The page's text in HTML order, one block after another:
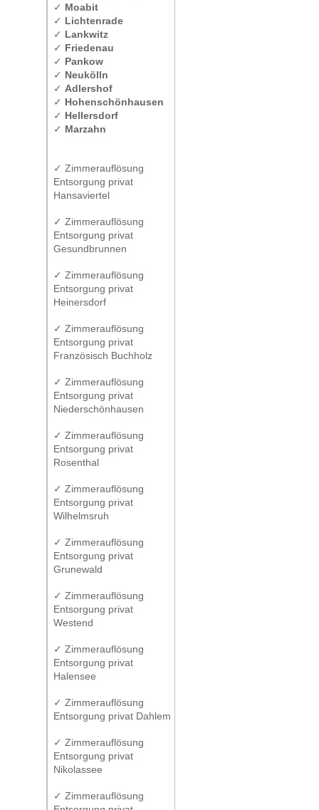
✓ Moabit
✓ Lichtenrade
✓ Lankwitz
✓ Friedenau
✓ Pankow
✓ Neukölln
✓ Adlershof
✓ Hohenschönhausen
✓ Hellersdorf
✓ Marzahn
✓ Zimmerauflösung
Entsorgung privat
Hansaviertel
✓ Zimmerauflösung
Entsorgung privat
Gesundbrunnen
✓ Zimmerauflösung
Entsorgung privat
Heinersdorf
✓ Zimmerauflösung
Entsorgung privat
Französisch Buchholz
✓ Zimmerauflösung
Entsorgung privat
Niederschönhausen
✓ Zimmerauflösung
Entsorgung privat
Rosenthal
✓ Zimmerauflösung
Entsorgung privat
Wilhelmsruh
✓ Zimmerauflösung
Entsorgung privat
Grunewald
✓ Zimmerauflösung
Entsorgung privat
Westend
✓ Zimmerauflösung
Entsorgung privat
Halensee
✓ Zimmerauflösung
Entsorgung privat Dahlem
✓ Zimmerauflösung
Entsorgung privat
Nikolassee
✓ Zimmerauflösung